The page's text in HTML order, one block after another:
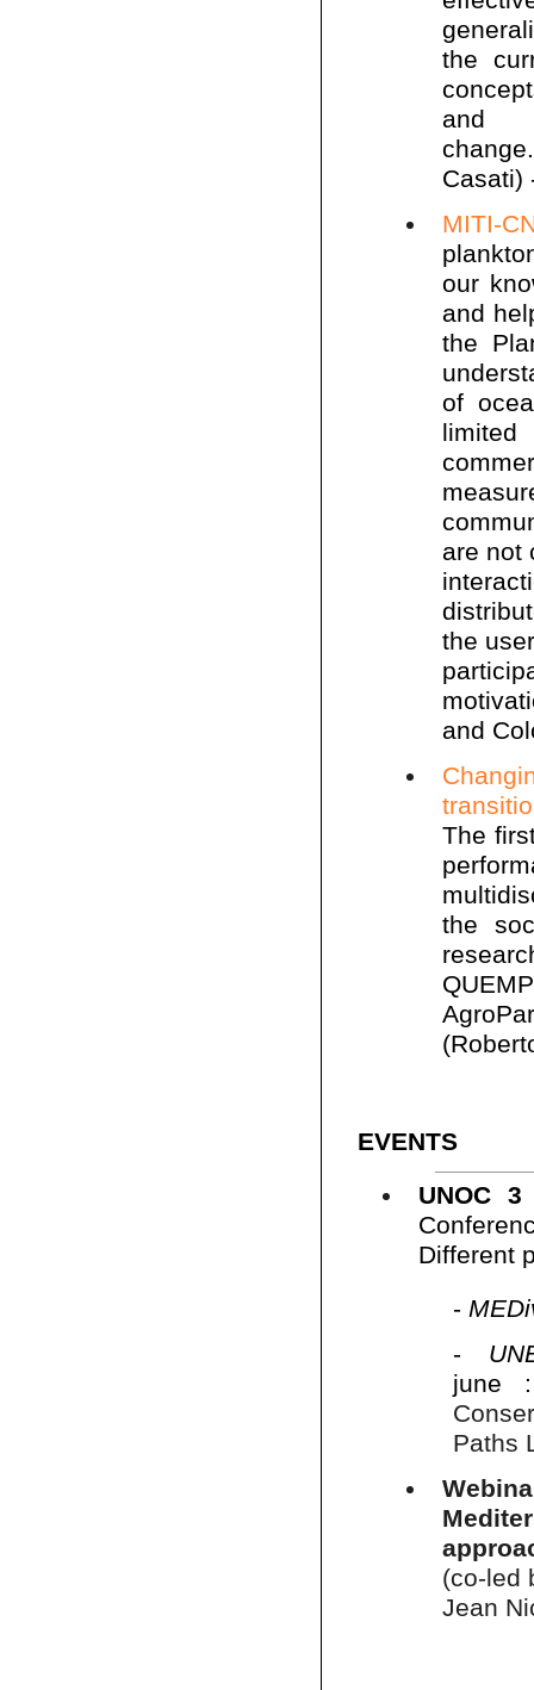
the
and
change.
Casati)
MITI-
our
and
the
of
are not
the
and
The
the
EVENTS
UNOC
Different
-
-
Paths
(co-led
Jean